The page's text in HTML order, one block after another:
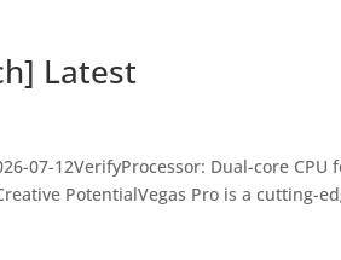
Latest
07-12VerifyProcessor: Dual-core CPU
PotentialVegas Pro is a cutting-